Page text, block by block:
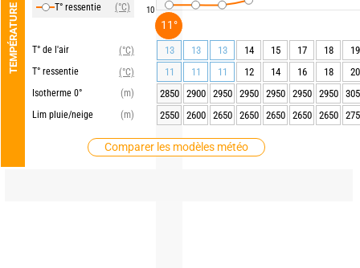
TEMPÉRATURE
T° ressentie
(°C)
T° de l'air
(°C)
T° ressentie
(°C)
Isotherme 0°
(m)
Lim pluie/neige
(m)
Comparer les modèles météo
10
13 13 13 14 15 17 18
19
11
11 11 12 14 16 18
20
2850
2900 2950 2950 2950 2950 2950
2550
2600 2650 2650 2650 2650 2650
11°